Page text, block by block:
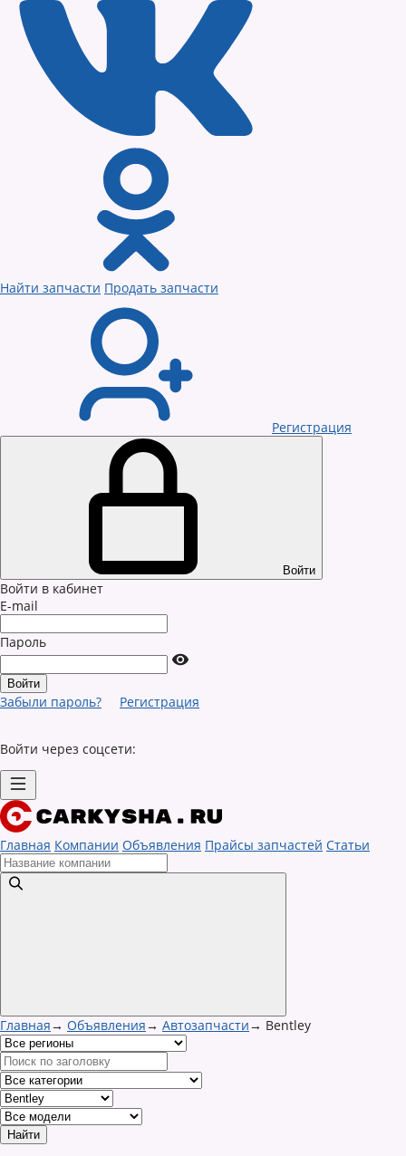
Найти запчасти Продать запчасти
Регистрация
Войти
Войти в кабинет
E-mail
Пароль
Забыли пароль? Регистрация
Войти через соцсети:
Главная Компании Объявления Прайсы запчастей Статьи
Главная→ Объявления→ Автозапчасти→ Bentley